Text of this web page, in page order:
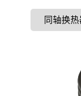
同轴换热